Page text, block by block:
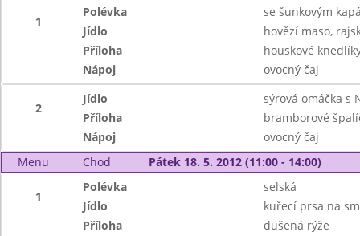
1
Polévka
se šunkovým
Jídlo
hovězí maso,
Příloha
houskové
Nápoj
ovocný čaj
2
Jídlo
sýrová omáčka s
Příloha
bramborové
Nápoj
ovocný čaj
Menu
Chod Pátek 18. 5. 2012 (11:00 - 14:00)
1
Polévka
selská
Jídlo
kuřecí prsa na
Příloha
dušená rýže